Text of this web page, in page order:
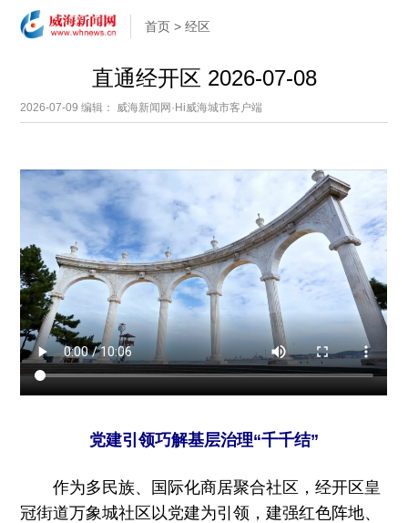
首页 >经区
直通经开区 2026-07-08
2026-07-09编辑： 威海新闻网·Hi威海城市客户端
党建引领巧解基层治理“千千结”
作为多民族、国际化商居聚合社区，经开区皇
冠街道万象城社区以党建为引领，建强红色阵地、